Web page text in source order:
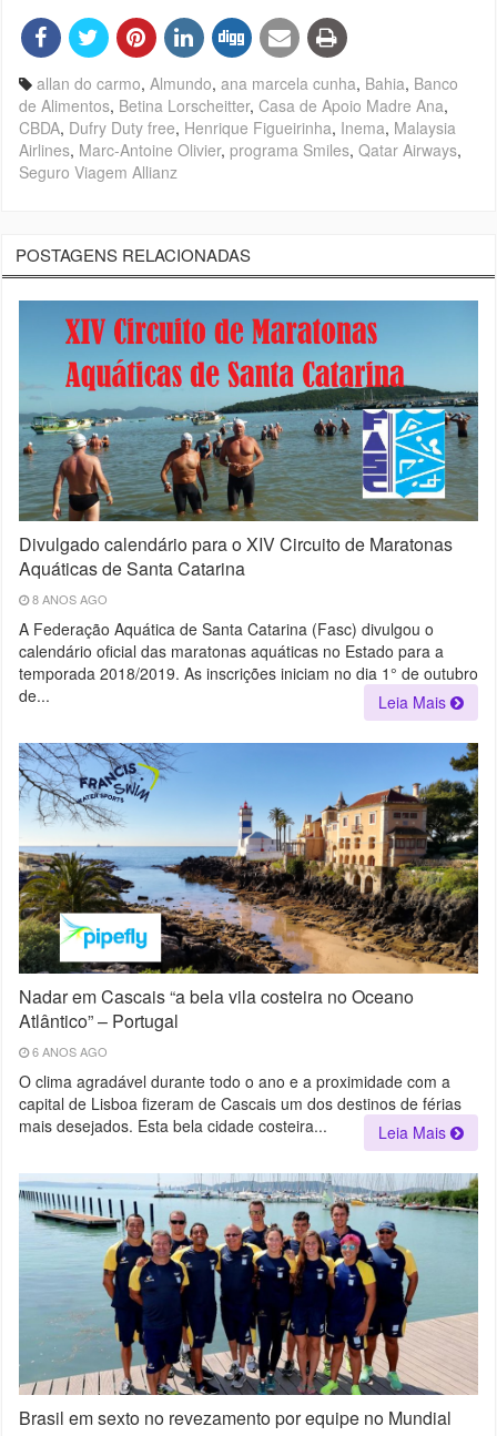
allan do carmo, Almundo, ana marcela cunha, Bahia, Banco
de Alimentos, Betina Lorscheitter, Casa de Apoio Madre Ana,
CBDA, Dufry Duty free, Henrique Figueirinha, Inema, Malaysia
Airlines, Marc-Antoine Olivier, programa Smiles, Qatar Airways,
Seguro Viagem Allianz
POSTAGENS RELACIONADAS
Divulgado calendário para o XIV Circuito de Maratonas
Aquáticas de Santa Catarina
8 ANOS AGO
A Federação Aquática de Santa Catarina (Fasc) divulgou o
calendário oficial das maratonas aquáticas no Estado para a
temporada 2018/2019. As inscrições iniciam no dia 1° de outubro
de...
Leia Mais
Nadar em Cascais “a bela vila costeira no Oceano
Atlântico” – Portugal
6 ANOS AGO
O clima agradável durante todo o ano e a proximidade com a
capital de Lisboa fizeram de Cascais um dos destinos de férias
mais desejados. Esta bela cidade costeira...
Leia Mais
Brasil em sexto no revezamento por equipe no Mundial